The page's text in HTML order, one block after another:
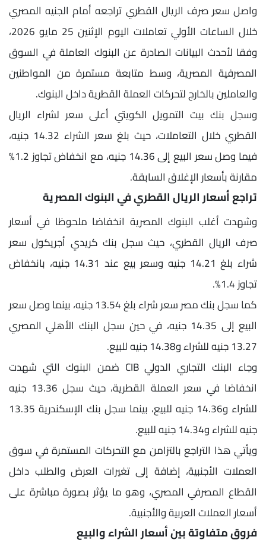
واصل سعر صرف الريال القطري تراجعه أمام الجنيه المصري
خلال الساعات الأولي تعاملات اليوم الإثنين 25 مايو 2026،
وفقا لأحدث البيانات الصادرة عن البنوك العاملة في السوق
المصرفية المصرية، وسط متابعة مستمرة من المواطنين
والعاملين بالخارج لتحركات العملة القطرية داخل البنوك.
وسجل بنك بيت التمويل الكويتي أعلى سعر لشراء الريال
القطري خلال التعاملات، حيث بلغ سعر الشراء 14.32 جنيه،
فيما وصل سعر البيع إلى 14.36 جنيه، مع انخفاض تجاوز 1.2%
مقارنة بأسعار الإغلاق السابقة.
تراجع أسعار الريال القطري في البنوك المصرية
وشهدت أغلب البنوك المصرية انخفاضا ملحوظا في أسعار
صرف الريال القطري، حيث سجل بنك كريدي أجريكول سعر
شراء بلغ 14.21 جنيه وسعر بيع عند 14.31 جنيه، بانخفاض
تجاوز 1.4%.
كما سجل بنك مصر سعر شراء بلغ 13.54 جنيه، بينما وصل سعر
البيع إلى 14.35 جنيه، في حين سجل البنك الأهلي المصري
13.27 جنيه للشراء و14.38 جنيه للبيع.
وجاء البنك التجاري الدولي CIB ضمن البنوك التي شهدت
انخفاضا في سعر العملة القطرية، حيث سجل 13.36 جنيه
للشراء و14.36 جنيه للبيع، بينما سجل بنك الإسكندرية 13.35
جنيه للشراء و14.34 جنيه للبيع.
ويأتي هذا التراجع بالتزامن مع التحركات المستمرة في سوق
العملات الأجنبية، إضافة إلى تغيرات العرض والطلب داخل
القطاع المصرفي المصري، وهو ما يؤثر بصورة مباشرة على
أسعار العملات العربية والأجنبية.
فروق متفاوتة بين أسعار الشراء والبيع